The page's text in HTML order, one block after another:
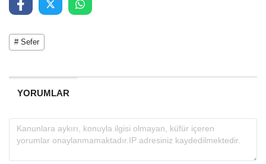
# Sefer
YORUMLAR